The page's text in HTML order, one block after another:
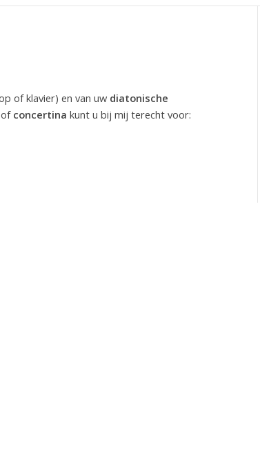
of klavier) en van uw diatonische
of concertina kunt u bij mij terecht voor: